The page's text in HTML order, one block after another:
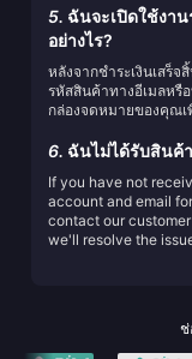
5. ฉันจะเปิดใช้งา
อย่างไร?
หลังจากชำระเงินเสร็
รหัสสินค้าทางอีเมลห
กล่องจดหมายของคุณเ
6. ฉันไม่ได้รับสินค้
If you have not
account and email
contact our
we'll resolve the
ช่